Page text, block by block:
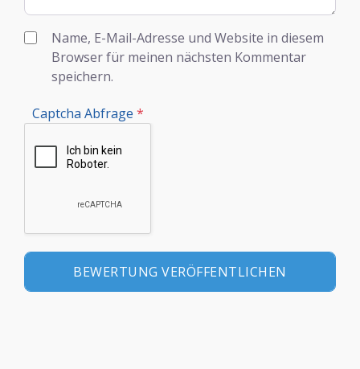
Name, E-Mail-Adresse und Website in diesem
Browser für meinen nächsten Kommentar
speichern.
Captcha Abfrage *